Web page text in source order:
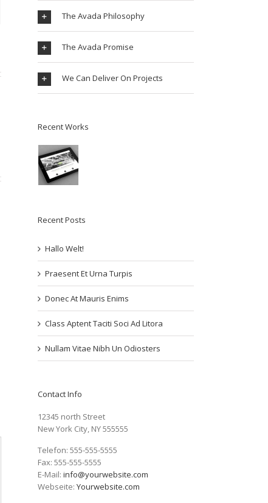
The Avada Philosophy
The Avada Promise
We Can Deliver On Projects
Recent Works
Recent Posts
Hallo Welt!
Praesent Et Urna Turpis
Donec At Mauris Enims
Class Aptent Taciti Soci Ad Litora
Nullam Vitae Nibh Un Odiosters
Contact Info
12345 north Street
New York City, NY 555555
Telefon: 555-555-5555
Fax: 555-555-5555
E-Mail: info@yourwebsite.com
Webseite: Yourwebsite.com